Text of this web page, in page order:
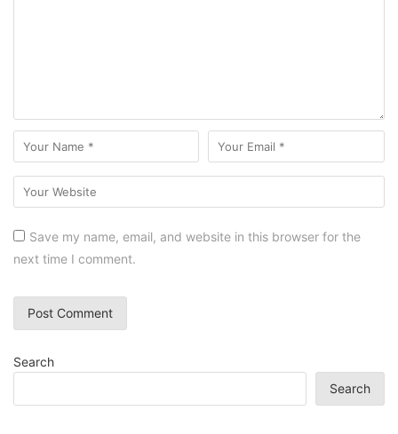
Save my name, email, and website in this browser for the
next time I comment.
Search
Search